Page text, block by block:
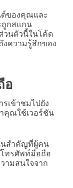
ของคุณและ
ถูกสแกน
นตัวนี้ในโค้ด
ความรู้สึกของ
อ
เข้าชมไปยัง
คุณใช้เวอร์ชัน
นสำคัญที่ผู้คน
ทรศัพท์มือถือ
ามสนใจจาก